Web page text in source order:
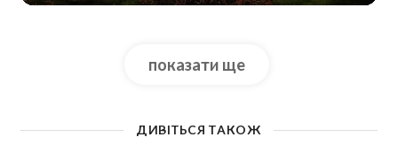
показати ще
ДИВІТЬСЯ ТАКОЖ